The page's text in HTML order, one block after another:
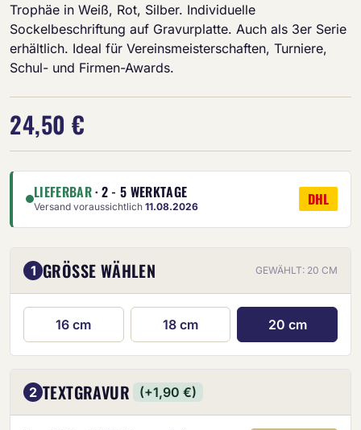
Trophäe in Weiß, Rot, Silber. Individuelle
Sockelbeschriftung auf Gravurplatte. Auch als 3er Serie
erhältlich. Ideal für Vereinsmeisterschaften, Turniere,
Schul- und Firmen-Awards.
24,50 €
LIEFERBAR· 2 - 5 WERKTAGE
Versand voraussichtlich 11.08.2026 DHL
1 GRÖSSE WÄHLEN GEWÄHLT: 20 CM
16 cm 18 cm 20 cm
2 TEXTGRAVUR (+1,90 €)